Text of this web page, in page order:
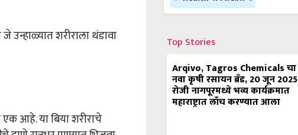
शरीराला थंडावा
एक आहे. या बिया शरीराचे
Top Stories
Arqivo, Tagros Chemicals चा
नवा कृषी रसायन ब्रँड, 20 जून 2025
रोजी नागपूरमध्ये भव्य कार्यक्रमात
महाराष्ट्रात लाँच करण्यात आला